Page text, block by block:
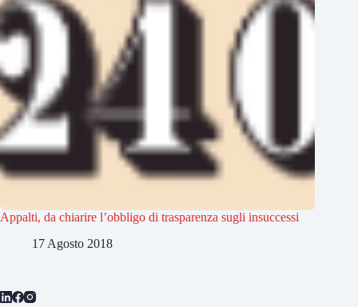
Appalti, da chiarire l’obbligo di trasparenza sugli insuccessi
17 Agosto 2018